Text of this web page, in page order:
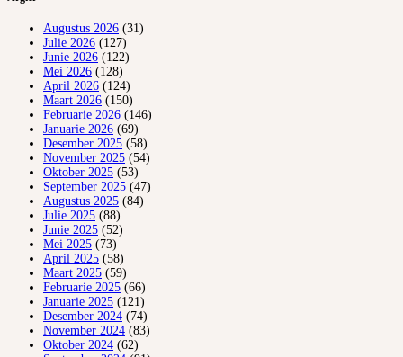
Augustus 2026 (31)
Julie 2026 (127)
Junie 2026 (122)
Mei 2026 (128)
April 2026 (124)
Maart 2026 (150)
Februarie 2026 (146)
Januarie 2026 (69)
Desember 2025 (58)
November 2025 (54)
Oktober 2025 (53)
September 2025 (47)
Augustus 2025 (84)
Julie 2025 (88)
Junie 2025 (52)
Mei 2025 (73)
April 2025 (58)
Maart 2025 (59)
Februarie 2025 (66)
Januarie 2025 (121)
Desember 2024 (74)
November 2024 (83)
Oktober 2024 (62)